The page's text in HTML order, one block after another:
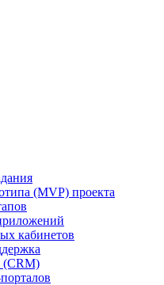
(MVP) проекта
кабинетов
(CRM)